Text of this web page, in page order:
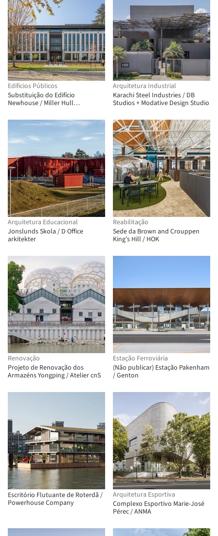
Edificios Públicos
Substituição do Edifício
Newhouse / Miller Hull
Arquitetura Industrial
Karachi Steel Industries / DB
Studios + Modative Design Studio
Arquitetura Educacional
Jonslunds Skola / D Office
arkitekter
Reabilitação
Sede da Brown and Crouppen
King’s Hill / HOK
Renovação
Projeto de Renovação dos
Armazéns Yongping / Atelier cnS
Estação Ferroviária
(Não publicar) Estação Pakenham
/ Genton
Escritório Flutuante de Roterdã /
Powerhouse Company
Arquitetura Esportiva
Complexo Esportivo Marie-José
Pérec / ANMA